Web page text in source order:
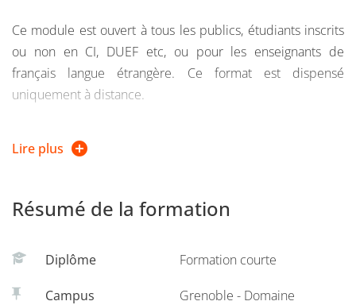
Ce module est ouvert à tous les publics, étudiants inscrits
ou non en CI, DUEF etc, ou pour les enseignants de
français langue étrangère. Ce format est dispensé
uniquement à distance.
réviser ou améliorer les connaissances sur le
Lire plus
Résumé de la formation
Diplôme Formation courte
Campus
Grenoble - Domaine